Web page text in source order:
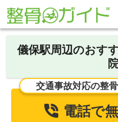
儀保駅周辺のおす
交通事故対応の整
電話で